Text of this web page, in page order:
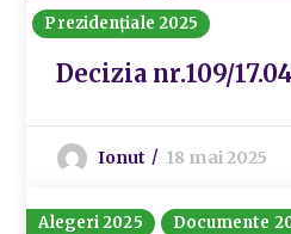
Prezidențiale 2025
Decizia nr.109/
Ionut 18 mai 2025
Alegeri 2025 Documente